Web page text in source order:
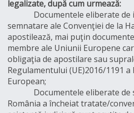
legalizate, după cum urmează:
Documentele eliberate de
semnatare ale Convenţiei de la
apostilează, mai puţin
membre ale Uniunii Europene
obligaţia de apostilare sau
Regulamentului (UE)2016/1191
European;
Documentele eliberate de
România a încheiat tratate/